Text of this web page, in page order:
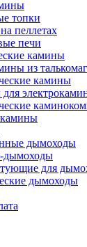
топки
пеллетах
печи
камины
из
камины
дымоходы
дымоходы
для
дымоходы